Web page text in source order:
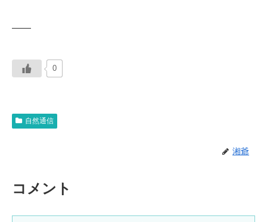
——
0
自然通信
湘爺
コメント